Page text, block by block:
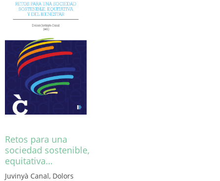
Retos para una
sociedad sostenible,
equitativa…
Juvinyà Canal, Dolors